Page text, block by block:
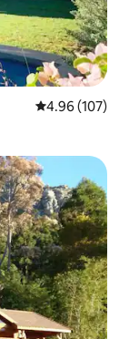
レビュー107
4.96 (107)